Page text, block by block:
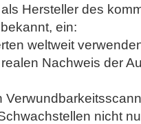
Hersteller des
ein:
weltweit
Nachweis der
nicht